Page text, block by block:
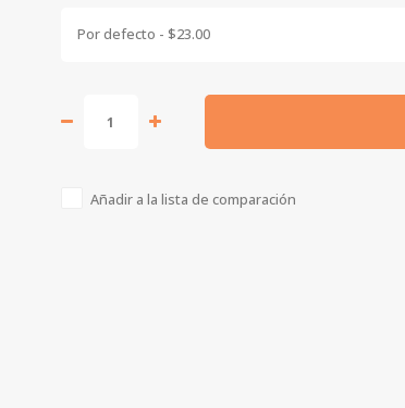
Por defecto - $23.00
Añadir a la lista de comparación